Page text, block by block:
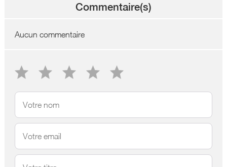
Commentaire(s)
Aucun commentaire